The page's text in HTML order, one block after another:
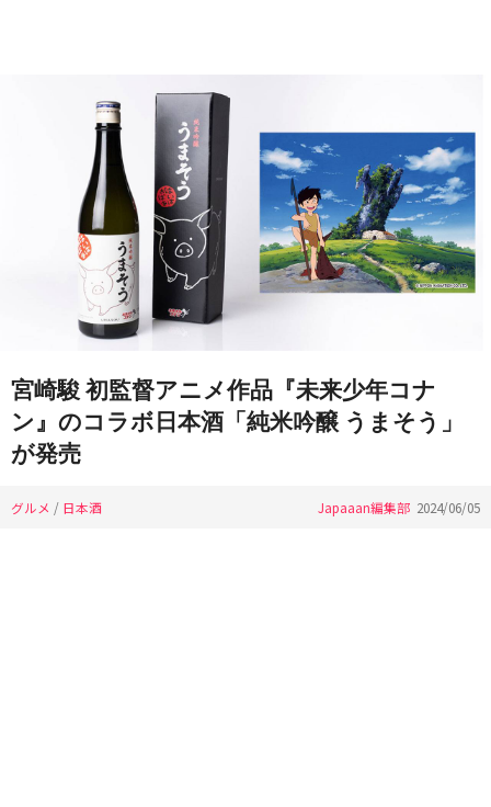
宮崎駿 初監督アニメ作品『未来少年コナ
ン』のコラボ日本酒「純米吟醸 うまそう」
が発売
グルメ / 日本酒 Japaaan編集部 2024/06/05